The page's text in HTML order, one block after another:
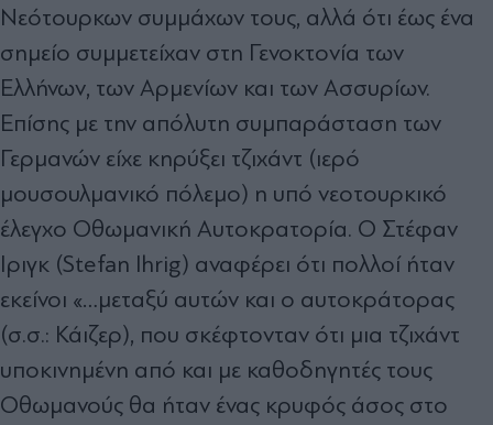
Νεότουρκων συμμάχων τους, αλλά ότι έως ένα
σημείο συμμετείχαν στη Γενοκτονία των
Ελλήνων, των Αρμενίων και των Ασσυρίων.
Επίσης με την απόλυτη συμπαράσταση των
Γερμανών είχε κηρύξει τζιχάντ (ιερό
μουσουλμανικό πόλεμο) η υπό νεοτουρκικό
έλεγχο Οθωμανική Αυτοκρατορία. Ο Στέφαν
Ιριγκ (Stefan Ihrig) αναφέρει ότι πολλοί ήταν
εκείνοι «…μεταξύ αυτών και ο αυτοκράτορας
(σ.σ.: Κάιζερ), που σκέφτονταν ότι μια τζιχάντ
υποκινημένη από και με καθοδηγητές τους
Οθωμανούς θα ήταν ένας κρυφός άσος στο